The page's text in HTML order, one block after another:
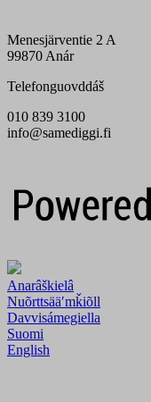
Menesjärventie 2 A
99870 Anár
Telefonguovddáš
010 839 3100
info@samediggi.fi
Anarâškielâ
Nuõrttsääʹmǩiõll
Davvisámegiella
Suomi
English